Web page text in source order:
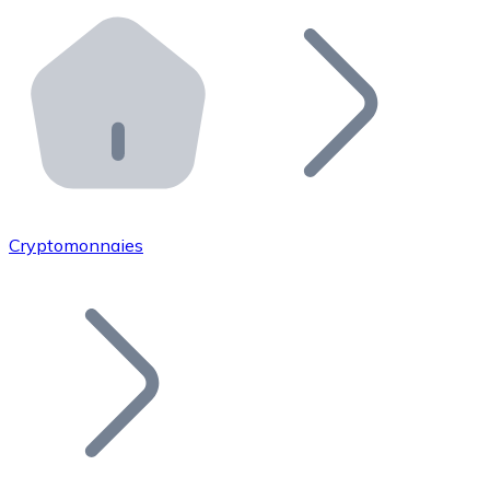
Distributeurs automatiques Bitnovo
Intégrez un ATM Bitnovo dans votre entreprise et
API Bitnovo
Intégrez notre API dans votre écosystème.
Rejoignez notre réseau de distributeurs et
Ajoutez le token de votre projet à notre service
Cryptomonnaies